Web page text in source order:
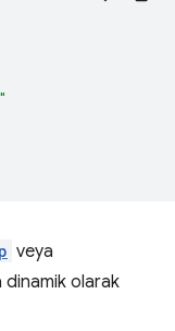
veya
dinamik olarak